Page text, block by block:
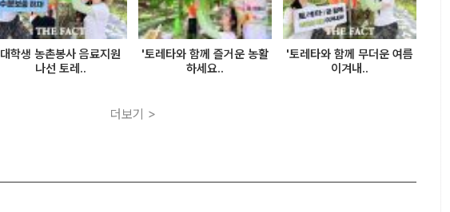
대학생 농촌봉사 음료지원
나선 토레..
'토레타와 함께 즐거운 농활
하세요..
'토레타와 함께 무더운 여름
이겨내..
더보기 >